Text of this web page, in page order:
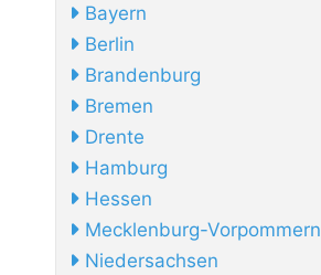
Bayern
Berlin
Brandenburg
Bremen
Drente
Hamburg
Hessen
Mecklenburg-Vorpommern
Niedersachsen